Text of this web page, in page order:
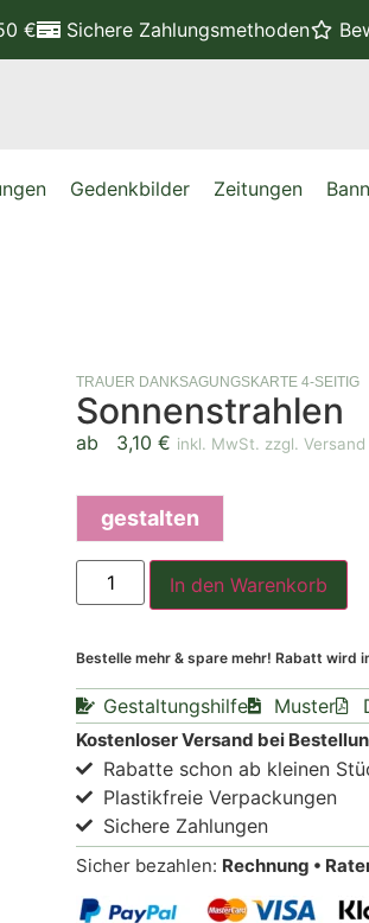
€ Sichere Zahlungsmethoden
Gedenkbilder Zeitungen
TRAUER DANKSAGUNGSKARTE 4-SEITIG
Sonnenstrahlen
ab 3,10 € inkl. MwSt. zzgl. Versand
gestalten
In den Warenkorb
Bestelle mehr & spare mehr! Rabatt wird
Gestaltungshilfe Muster
Kostenloser Versand bei
Rabatte schon ab kleinen
Plastikfreie Verpackungen
Sichere Zahlungen
Sicher bezahlen: Rechnung •